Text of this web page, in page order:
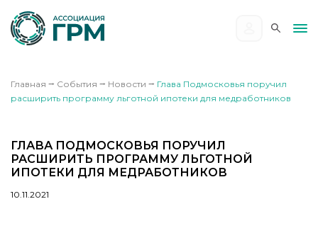
Главная ⭢ События ⭢ Новости ⭢ Глава Подмосковья поручил
расширить программу льготной ипотеки для медработников
ГЛАВА ПОДМОСКОВЬЯ ПОРУЧИЛ
РАСШИРИТЬ ПРОГРАММУ ЛЬГОТНОЙ
ИПОТЕКИ ДЛЯ МЕДРАБОТНИКОВ
10.11.2021